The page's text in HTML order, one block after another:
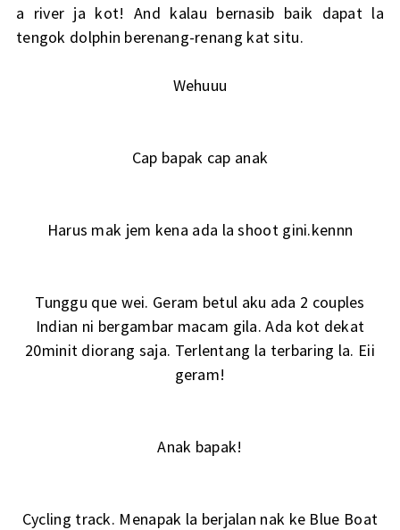
a river ja kot! And kalau bernasib baik dapat la
tengok dolphin berenang-renang kat situ.
Wehuuu
Cap bapak cap anak
Harus mak jem kena ada la shoot gini.kennn
Tunggu que wei. Geram betul aku ada 2 couples
Indian ni bergambar macam gila. Ada kot dekat
20minit diorang saja. Terlentang la terbaring la. Eii
geram!
Anak bapak!
Cycling track. Menapak la berjalan nak ke Blue Boat